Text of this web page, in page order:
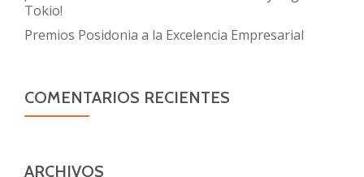
Tokio!
Premios Posidonia a la Excelencia Empresarial
COMENTARIOS RECIENTES
ARCHIVOS